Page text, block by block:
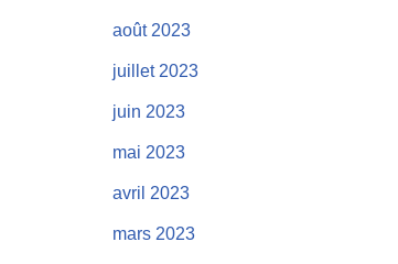
août 2023
juillet 2023
juin 2023
mai 2023
avril 2023
mars 2023